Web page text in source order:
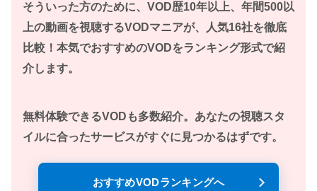
そういった方のために、VOD歴10年以上、年間500以
上の動画を視聴するVODマニアが、人気16社を徹底
比較！本気でおすすめのVODをランキング形式で紹
介します。
無料体験できるVODも多数紹介。あなたの視聴スタ
イルに合ったサービスがすぐに見つかるはずです。
おすすめVODランキングへ